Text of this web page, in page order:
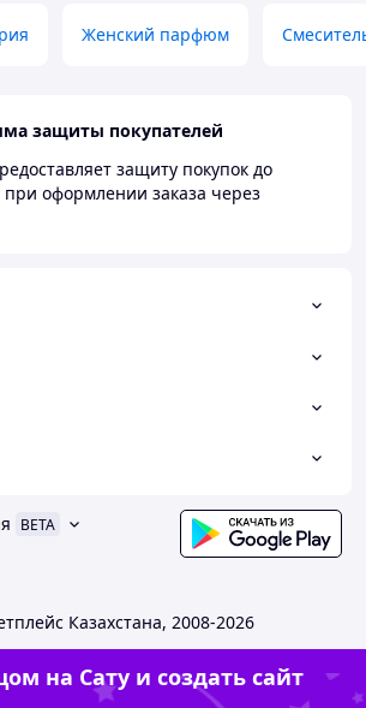
Женский парфюм
защиты покупателей
защиту покупок до
при оформлении заказа через
BETA
Казахстана, 2008-2026
на Сату и создать сайт